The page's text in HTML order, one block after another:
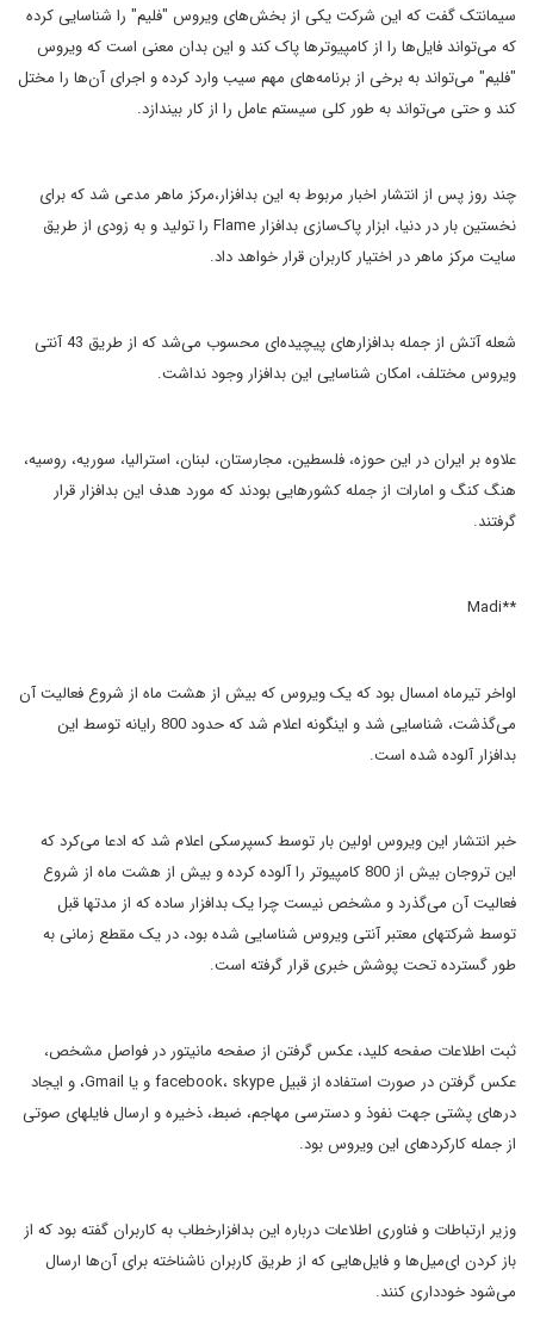
سیمانتک گفت که این شرکت یکی از بخش‌های ویروس "فلیم" را شناسایی کرده
که می‌تواند فایل‌ها را از کامپیوترها پاک کند و این بدان معنی است که ویروس
"فلیم" می‌تواند به برخی از برنامه‌های مهم سیب وارد کرده و اجرای آن‌ها را مختل
کند و حتی می‌تواند به طور کلی سیستم عامل را از کار بیندازد.
چند روز پس از انتشار اخبار مربوط به این بدافزار،مرکز ماهر مدعی شد که برای
نخستین بار در دنیا، ابزار پاک‌سازی بدافزار Flame را تولید و به زودی از طریق
سایت مرکز ماهر در اختیار کاربران قرار خواهد داد.
شعله آتش از جمله بدافزارهای پیچیده‌ای محسوب می‌شد که از طریق 43 آنتی
ویروس مختلف، امکان شناسایی این بدافزار وجود نداشت.
علاوه بر ایران در این حوزه، فلسطین،‌ مجارستان، ‌لبنان، استرالیا، ‌سوریه، ‌روسیه،‌
هنگ کنگ و امارات از جمله کشورهایی بودند که مورد هدف این بدافزار قرار
گرفتند.
**Madi
اواخر تیرماه امسال بود که یک ویروس که بیش از هشت ماه از شروع فعالیت آن
می‌گذشت، شناسایی شد و اینگونه اعلام شد که حدود 800 رایانه توسط این
بدافزار آلوده شده است.
خبر انتشار این ویروس اولین بار توسط کسپرسکی اعلام شد که ادعا می‌کرد که
این تروجان بیش از 800 کامپیوتر را آلوده کرده و بیش از هشت ماه از شروع
فعالیت آن می‌گذرد و مشخص نیست چرا یک بدافزار ساده که از مدتها قبل
توسط شرکتهای معتبر آنتی ویروس شناسایی شده بود، در یک مقطع زمانی به
طور گسترده تحت پوشش خبری قرار گرفته است.
ثبت اطلاعات صفحه کلید، عکس گرفتن از صفحه مانیتور در فواصل مشخص،
عکس گرفتن در صورت استفاده از قبیل facebook، skype و یا Gmail،‌ و ایجاد
درهای پشتی جهت نفوذ و دسترسی مهاجم، ضبط، ذخیره و ارسال فایلهای صوتی
از جمله کارکردهای این ویروس بود.
وزیر ارتباطات و فناوری اطلاعات درباره این بدافزارخطاب به کاربران گفته بود که از
باز کردن ای‌میل‌ها و فایل‌هایی که از طریق کاربران ناشناخته برای آن‌ها ارسال
می‌شود خودداری کنند.